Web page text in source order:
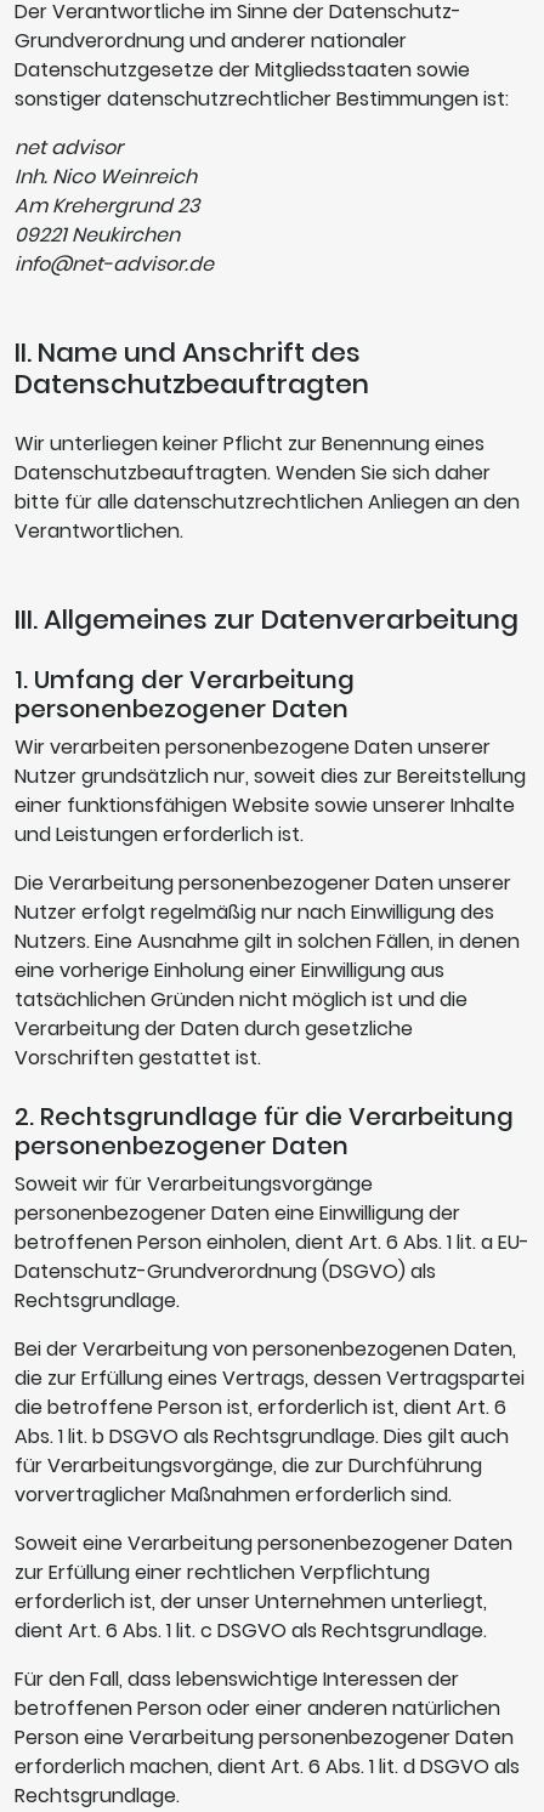
Der Verantwortliche im Sinne der Datenschutz-
Grundverordnung und anderer nationaler
Datenschutzgesetze der Mitgliedsstaaten sowie
sonstiger datenschutzrechtlicher Bestimmungen ist:
net advisor
Inh. Nico Weinreich
Am Krehergrund 23
09221 Neukirchen
info@net-advisor.de
II. Name und Anschrift des
Datenschutzbeauftragten
Wir unterliegen keiner Pflicht zur Benennung eines
Datenschutzbeauftragten. Wenden Sie sich daher
bitte für alle datenschutzrechtlichen Anliegen an den
Verantwortlichen.
III. Allgemeines zur Datenverarbeitung
1. Umfang der Verarbeitung
personenbezogener Daten
Wir verarbeiten personenbezogene Daten unserer
Nutzer grundsätzlich nur, soweit dies zur Bereitstellung
einer funktionsfähigen Website sowie unserer Inhalte
und Leistungen erforderlich ist.
Die Verarbeitung personenbezogener Daten unserer
Nutzer erfolgt regelmäßig nur nach Einwilligung des
Nutzers. Eine Ausnahme gilt in solchen Fällen, in denen
eine vorherige Einholung einer Einwilligung aus
tatsächlichen Gründen nicht möglich ist und die
Verarbeitung der Daten durch gesetzliche
Vorschriften gestattet ist.
2. Rechtsgrundlage für die Verarbeitung
personenbezogener Daten
Soweit wir für Verarbeitungsvorgänge
personenbezogener Daten eine Einwilligung der
betroffenen Person einholen, dient Art. 6 Abs. 1 lit. a EU-
Datenschutz-Grundverordnung (DSGVO) als
Rechtsgrundlage.
Bei der Verarbeitung von personenbezogenen Daten,
die zur Erfüllung eines Vertrags, dessen Vertragspartei
die betroffene Person ist, erforderlich ist, dient Art. 6
Abs. 1 lit. b DSGVO als Rechtsgrundlage. Dies gilt auch
für Verarbeitungsvorgänge, die zur Durchführung
vorvertraglicher Maßnahmen erforderlich sind.
Soweit eine Verarbeitung personenbezogener Daten
zur Erfüllung einer rechtlichen Verpflichtung
erforderlich ist, der unser Unternehmen unterliegt,
dient Art. 6 Abs. 1 lit. c DSGVO als Rechtsgrundlage.
Für den Fall, dass lebenswichtige Interessen der
betroffenen Person oder einer anderen natürlichen
Person eine Verarbeitung personenbezogener Daten
erforderlich machen, dient Art. 6 Abs. 1 lit. d DSGVO als
Rechtsgrundlage.